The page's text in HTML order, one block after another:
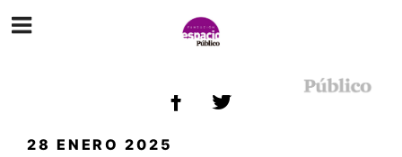
PUBLICADO
28 ENERO 2025